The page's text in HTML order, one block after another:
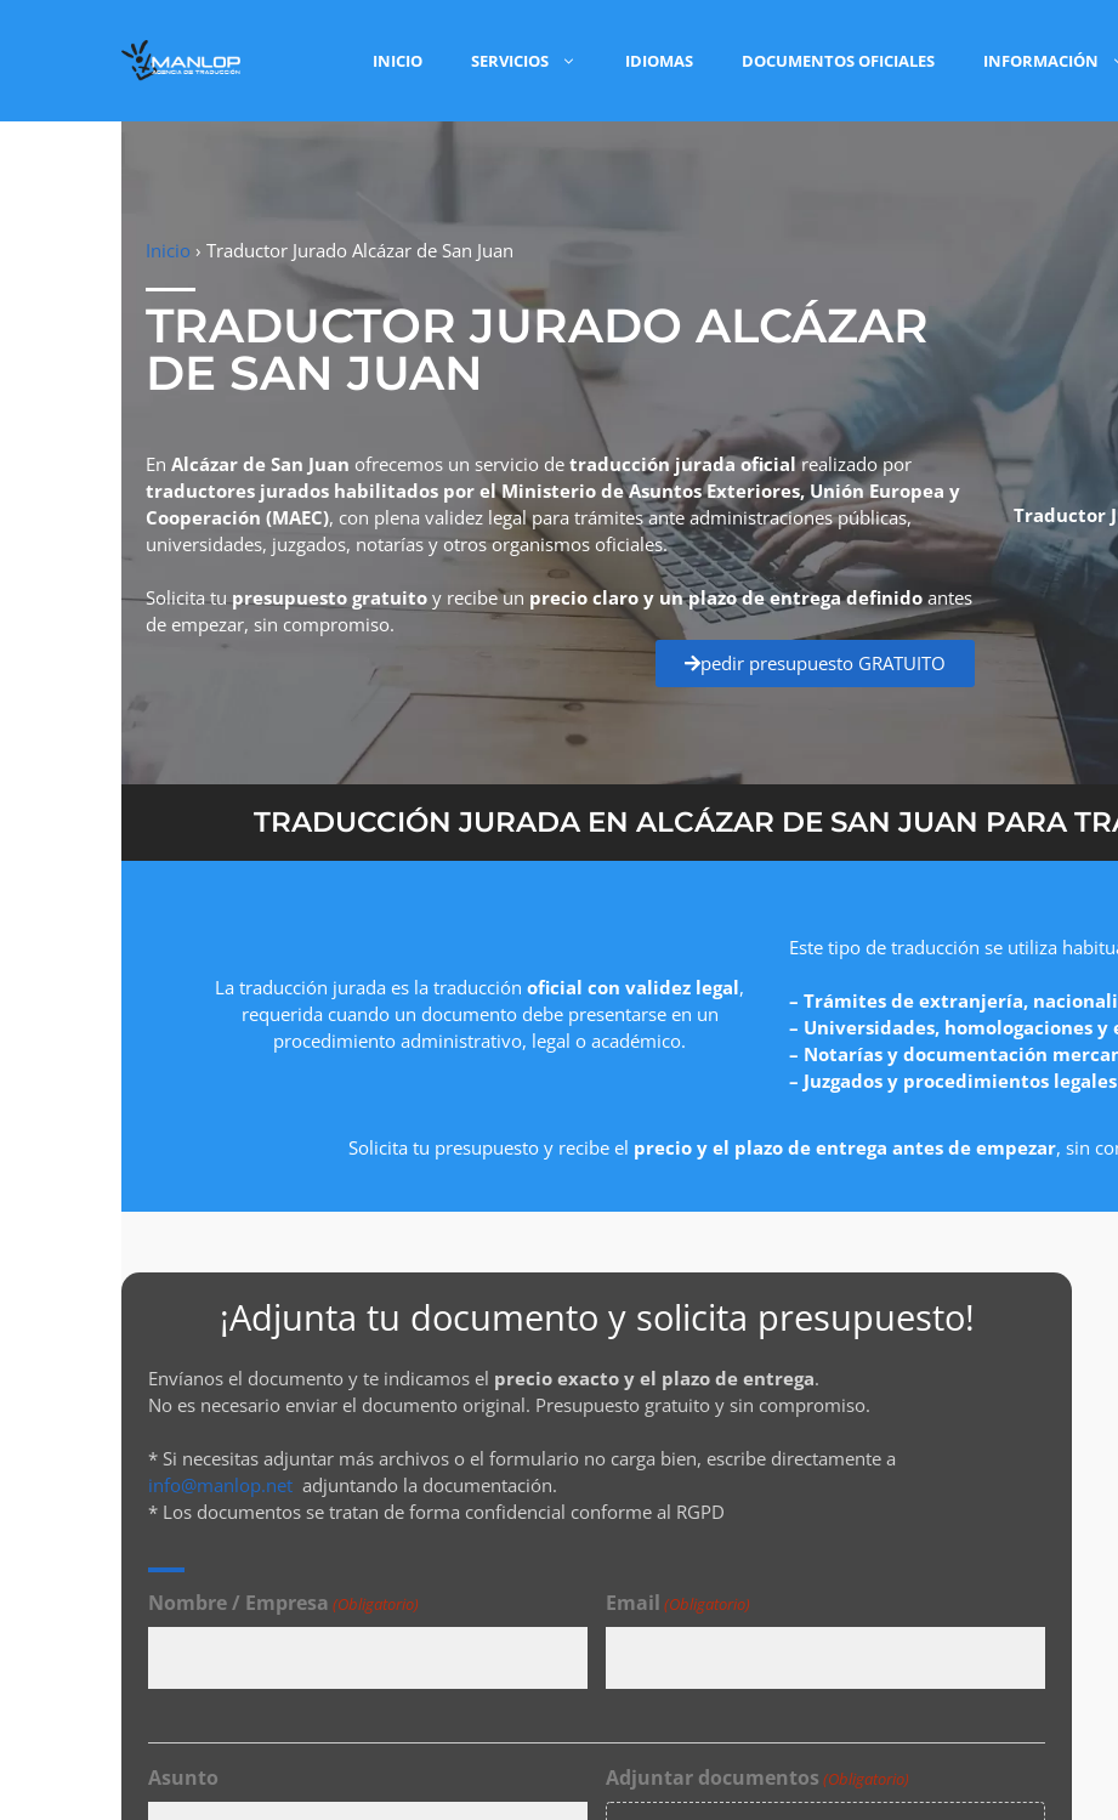
INICIO SERVICIOS IDIOMAS DOCUMENTOS OFICIALES INFORMACIÓN
Inicio › Traductor Jurado Alcázar de San Juan
TRADUCTOR JURADO ALCÁZAR
DE SAN JUAN
En Alcázar de San Juan ofrecemos un servicio de traducción jurada oficialrealizado por
traductores jurados habilitados por el Ministerio de Asuntos Exteriores, Unión Europea y
Cooperación (MAEC), con plena validez legal para trámites ante administraciones públicas,
universidades, juzgados, notarías y otros organismos oficiales.
Solicita tupresupuesto gratuito y recibe un precio claro y un plazo de entrega definido antes
de empezar, sin compromiso.
pedir presupuesto GRATUITO
Traductor
TRADUCCIÓN JURADA EN ALCÁZAR DE SAN JUAN PARA
La traducción jurada es la traducción oficial con validez legal,
requerida cuando un documento debe presentarse en un
procedimiento administrativo, legal o académico.
Este tipo de traducción se utiliza
– Trámites de extranjería,
– Universidades, homologaciones y
– Notarías y documentación
– Juzgados y procedimientos legales
Solicita tu presupuesto y recibe el precio y el plazo de entrega antes de empezar, sin
¡Adjunta tu documento y solicita presupuesto!
Envíanos el documento y te indicamos el precio exacto y el plazo de entrega.
No es necesario enviar el documento original. Presupuesto gratuito y sin compromiso.
* Si necesitas adjuntar más archivos o el formulario no carga bien, escribe directamente a
info@manlop.net adjuntando la documentación.
* Los documentos se tratan de forma confidencial conforme al RGPD
Nombre / Empresa (Obligatorio) Email (Obligatorio)
Asunto Adjuntar documentos (Obligatorio)